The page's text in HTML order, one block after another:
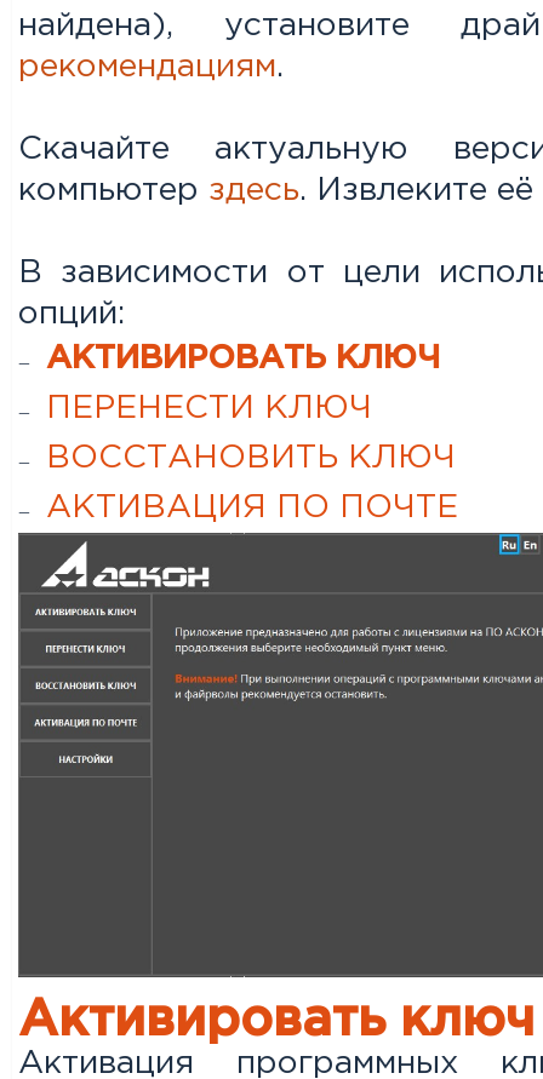
найдена), установите
рекомендациям.
Скачайте актуальную
компьютер здесь. Извлеките
В зависимости от цели
опций:
АКТИВИРОВАТЬ КЛЮЧ
ПЕРЕНЕСТИ КЛЮЧ
ВОССТАНОВИТЬ КЛЮЧ
АКТИВАЦИЯ ПО ПОЧТЕ
Активировать ключ
Активация программных